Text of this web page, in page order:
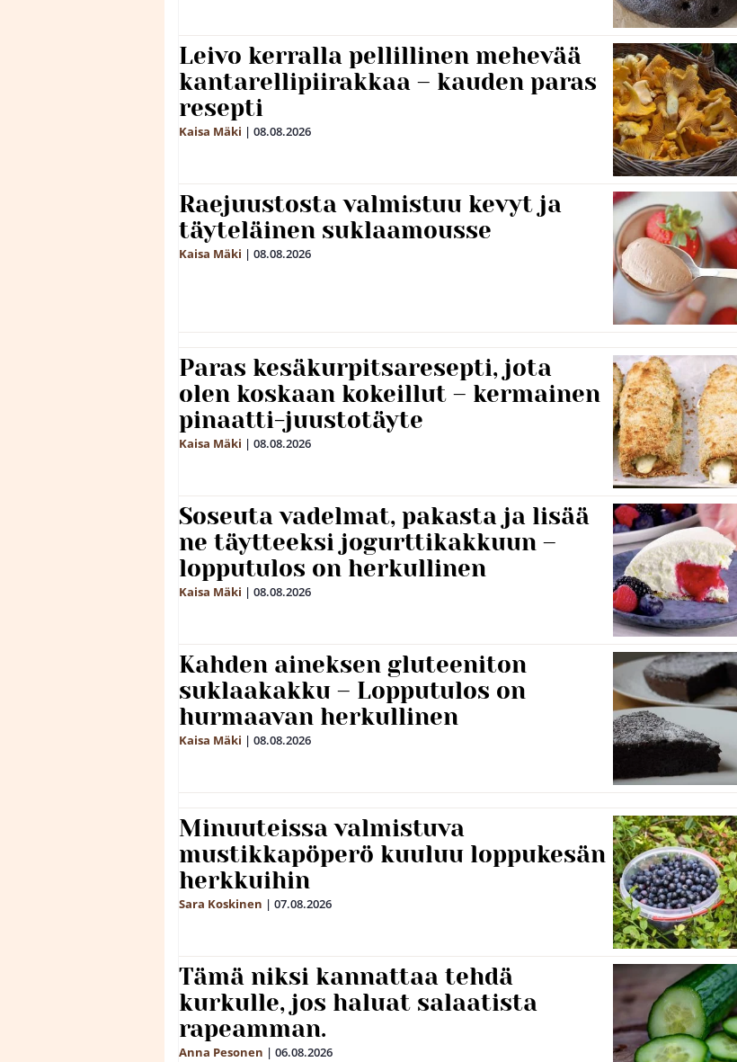
Leivo kerralla pellillinen mehevää
kantarellipiirakkaa – kauden paras
resepti
Kaisa Mäki | 08.08.2026
Raejuustosta valmistuu kevyt ja
täyteläinen suklaamousse
Kaisa Mäki | 08.08.2026
Paras kesäkurpitsaresepti, jota
olen koskaan kokeillut – kermainen
pinaatti-juustotäyte
Kaisa Mäki | 08.08.2026
Soseuta vadelmat, pakasta ja lisää
ne täytteeksi jogurttikakkuun –
lopputulos on herkullinen
Kaisa Mäki | 08.08.2026
Kahden aineksen gluteeniton
suklaakakku – Lopputulos on
hurmaavan herkullinen
Kaisa Mäki | 08.08.2026
Minuuteissa valmistuva
mustikkapöperö kuuluu loppukesän
herkkuihin
Sara Koskinen | 07.08.2026
Tämä niksi kannattaa tehdä
kurkulle, jos haluat salaatista
rapeamman.
Anna Pesonen | 06.08.2026